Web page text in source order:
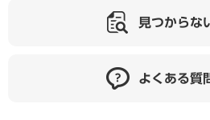
見つからな
よくある質